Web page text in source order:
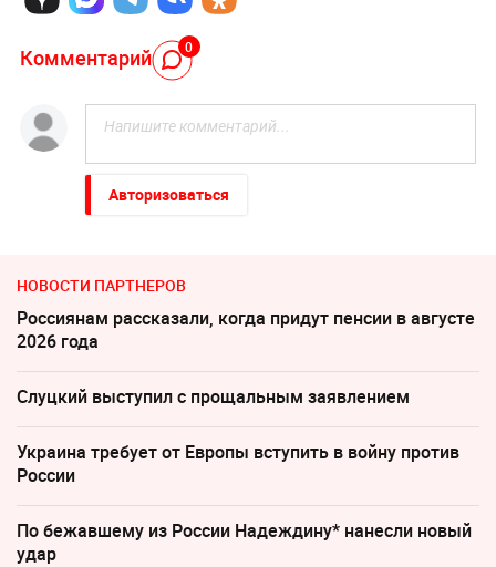
Комментарий 0
Авторизоваться
НОВОСТИ ПАРТНЕРОВ
Россиянам рассказали, когда придут пенсии в августе
2026 года
Слуцкий выступил с прощальным заявлением
Украина требует от Европы вступить в войну против
России
По бежавшему из России Надеждину* нанесли новый
удар